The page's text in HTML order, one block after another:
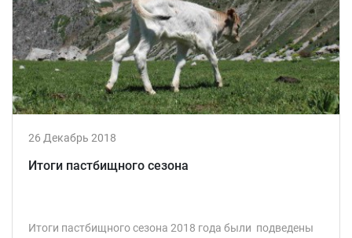
26 Декабрь 2018
Итоги пастбищного сезона
Итоги пастбищного сезона 2018 года были подведены